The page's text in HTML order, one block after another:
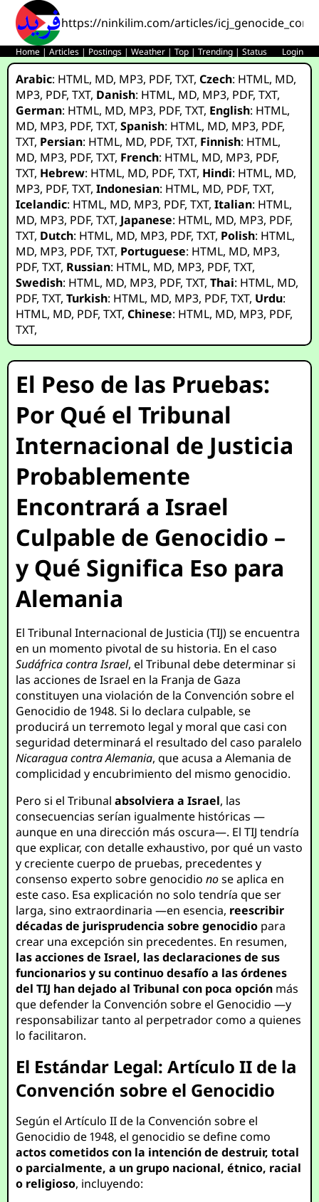
https://ninkilim.com/articles/
Home |Articles | Postings |Weather |Top |Trending |Status Login
Arabic: HTML, MD, MP3, PDF,TXT,Czech: HTML, MD,
MP3, PDF,TXT, Danish: HTML, MD, MP3, PDF,TXT,
German: HTML, MD, MP3, PDF,TXT, English: HTML,
MD, MP3, PDF,TXT,Spanish: HTML, MD, MP3, PDF,
TXT, Persian: HTML, MD, PDF,TXT, Finnish: HTML,
MD, MP3, PDF,TXT, French: HTML, MD, MP3, PDF,
TXT, Hebrew: HTML, MD, PDF,TXT, Hindi: HTML, MD,
MP3, PDF,TXT,Indonesian: HTML, MD, PDF,TXT,
Icelandic: HTML, MD, MP3, PDF,TXT,Italian: HTML,
MD, MP3, PDF,TXT, Japanese: HTML, MD, MP3, PDF,
TXT, Dutch: HTML, MD, MP3, PDF,TXT, Polish: HTML,
MD, MP3, PDF,TXT, Portuguese: HTML, MD, MP3,
PDF,TXT, Russian: HTML, MD, MP3, PDF,TXT,
Swedish: HTML, MD, MP3, PDF,TXT,Thai: HTML, MD,
PDF,TXT,Turkish: HTML, MD, MP3, PDF,TXT, Urdu:
HTML, MD, PDF,TXT,Chinese: HTML, MD, MP3, PDF,
TXT,
El Peso de las Pruebas:
Por Qué el Tribunal
Internacional de Justicia
Probablemente
Encontrará a Israel
Culpable de Genocidio –
y Qué Significa Eso para
Alemania
El Tribunal Internacional de Justicia (TIJ) se encuentra
en un momento pivotal de su historia. En el caso
Sudáfrica contra Israel, el Tribunal debe determinar si
las acciones de Israel en la Franja de Gaza
constituyen una violación de la Convención sobre el
Genocidio de 1948. Si lo declara culpable, se
producirá un terremoto legal y moral que casi con
seguridad determinará el resultado del caso paralelo
Nicaragua contra Alemania, que acusa a Alemania de
complicidad y encubrimiento del mismo genocidio.
Pero si el Tribunalabsolviera a Israel, las
consecuencias serían igualmente históricas —
aunque en una dirección más oscura—. El TIJ tendría
que explicar, con detalle exhaustivo, por qué un vasto
y creciente cuerpo de pruebas, precedentes y
consenso experto sobre genocidionose aplica en
este caso. Esa explicación no solo tendría que ser
larga, sino extraordinaria —en esencia, reescribir
décadas de jurisprudencia sobre genocidio para
crear una excepción sin precedentes. En resumen,
las acciones de Israel, las declaraciones de sus
funcionarios y su continuo desafío a las órdenes
del TIJ han dejado al Tribunal con poca opción más
que defender la Convención sobre el Genocidio —y
responsabilizar tanto al perpetrador como a quienes
lo facilitaron.
El Estándar Legal: Artículo II de la
Convención sobre el Genocidio
Según el Artículo II de la Convención sobre el
Genocidio de 1948, el genocidio se define como
actos cometidos con la intención de destruir, total
o parcialmente, a un grupo nacional, étnico, racial
o religioso, incluyendo: